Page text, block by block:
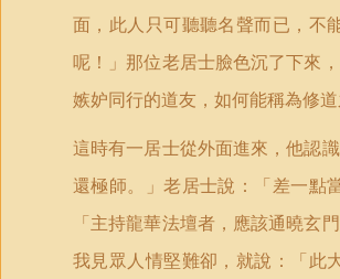
面，此人只可聽聽名聲而已，不
呢！」那位老居士臉色沉了下來
嫉妒同行的道友，如何能稱為修道
這時有一居士從外面進來，他認
還極師。」老居士說：「差一點
「主持龍華法壇者，應該通曉玄
我見眾人情堅難卻，就說：「此